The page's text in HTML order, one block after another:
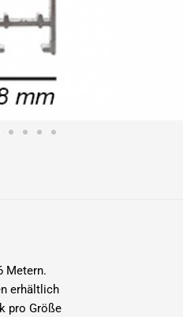
Metern.
erhältlich
pro Größe